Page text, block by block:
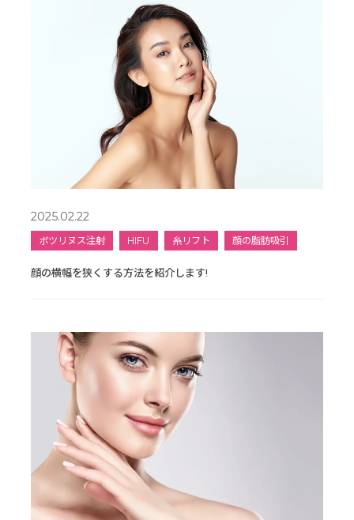
2025.02.22
ボツリヌス注射 HIFU 糸リフト 顔の脂肪吸引
顔の横幅を狭くする方法を紹介します!